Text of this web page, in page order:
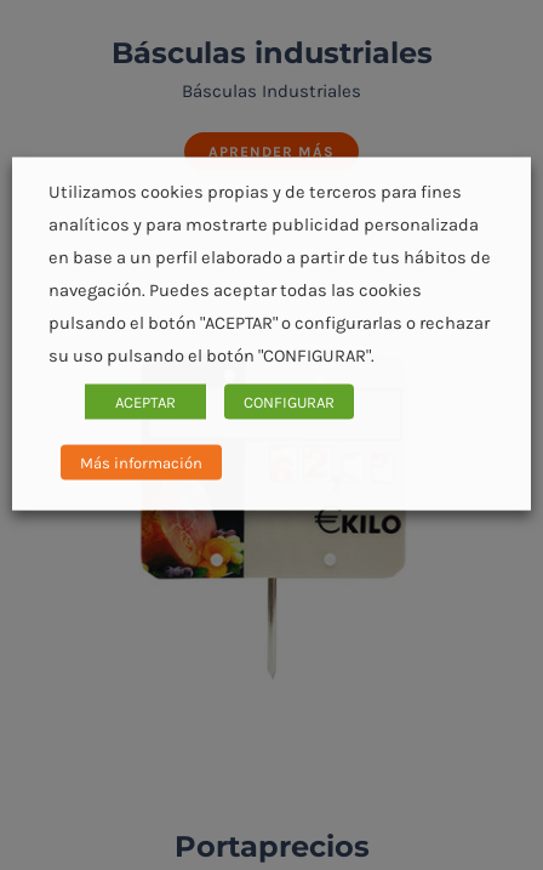
Básculas industriales
Básculas industriales
Básculas Industriales
APRENDER MÁS
Portaprecios
Utilizamos cookies propias y de terceros para fines
analíticos y para mostrarte publicidad personalizada
en base a un perfil elaborado a partir de tus hábitos de
navegación. Puedes aceptar todas las cookies
pulsando el botón "ACEPTAR" o configurarlas o rechazar
su uso pulsando el botón "CONFIGURAR".
ACEPTAR CONFIGURAR
Más información